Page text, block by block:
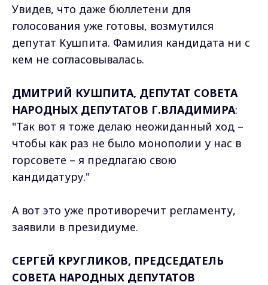
Увидев, что даже бюллетени для
голосования уже готовы, возмутился
депутат Кушпита. Фамилия кандидата ни с
кем не согласовывалась.
ДМИТРИЙ КУШПИТА, ДЕПУТАТ СОВЕТА
НАРОДНЫХ ДЕПУТАТОВ Г.ВЛАДИМИРА:
"Так вот я тоже делаю неожиданный ход –
чтобы как раз не было монополии у нас в
горсовете – я предлагаю свою
кандидатуру."
А вот это уже противоречит регламенту,
заявили в президиуме.
СЕРГЕЙ КРУГЛИКОВ, ПРЕДСЕДАТЕЛЬ
СОВЕТА НАРОДНЫХ ДЕПУТАТОВ